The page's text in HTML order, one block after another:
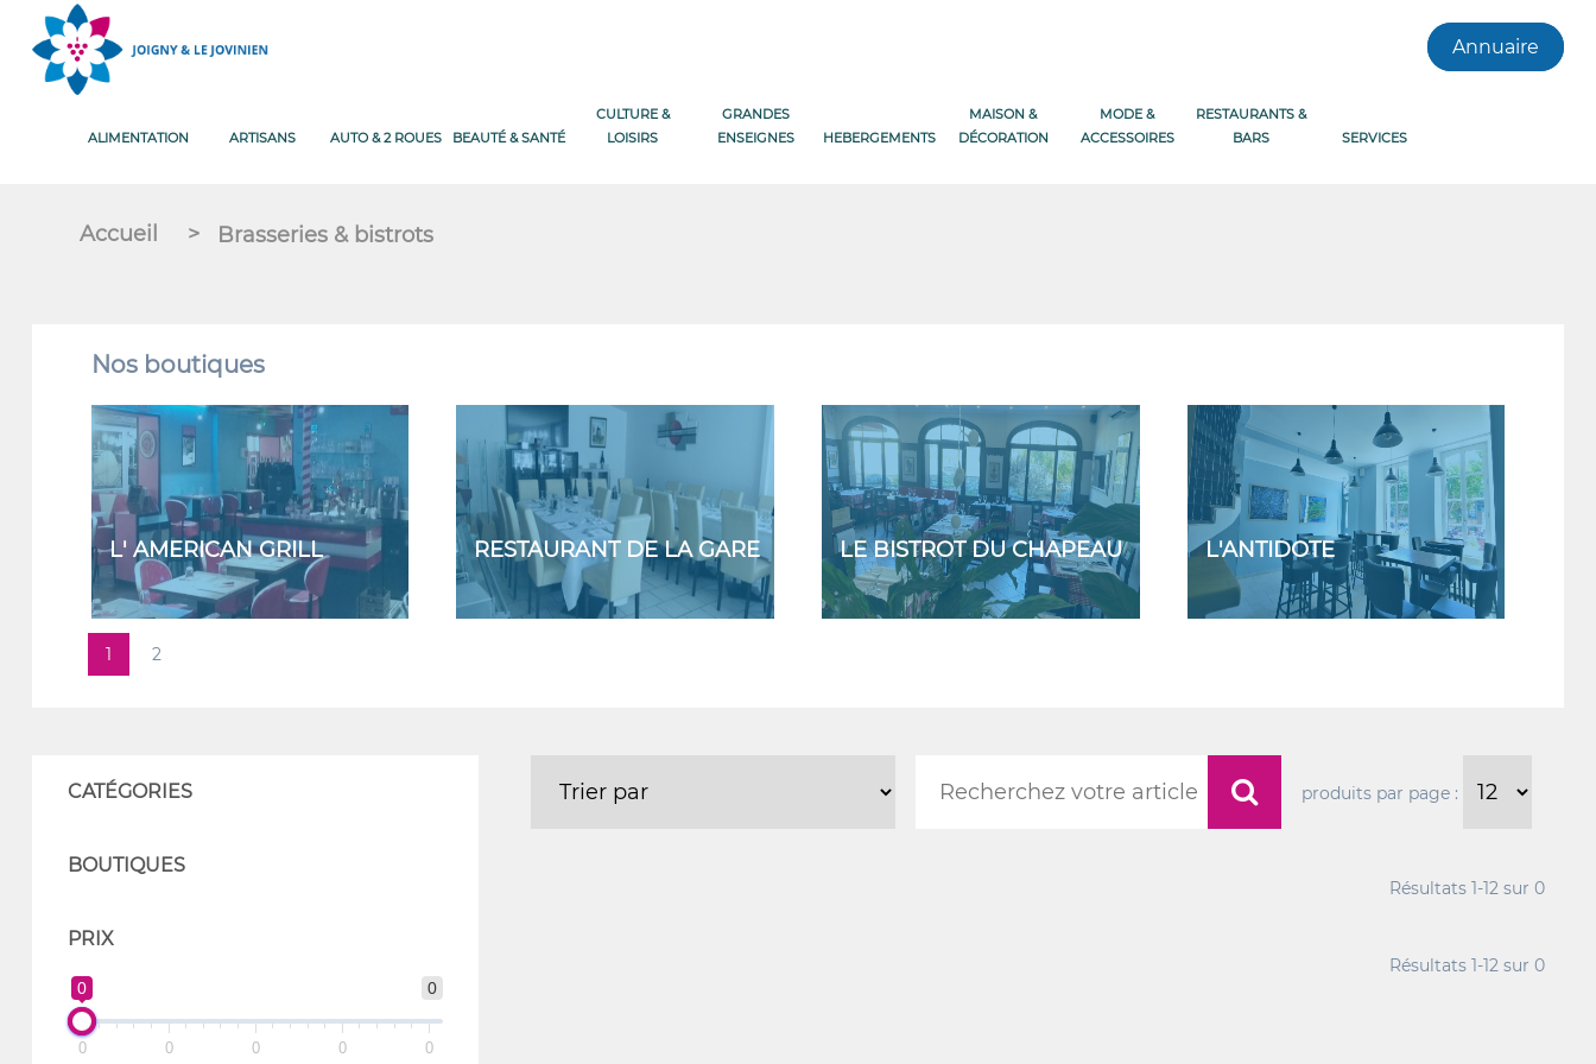
Annuaire
ALIMENTATION ARTISANS AUTO & 2 ROUES BEAUTÉ & SANTÉ
CULTURE &
LOISIRS
GRANDES
ENSEIGNES
HEBERGEMENTS
MAISON &
DÉCORATION
MODE &
ACCESSOIRES
RESTAURANTS &
BARS
SERVICES
Accueil > Brasseries & bistrots
Nos boutiques
L' AMERICAN GRILL RESTAURANT DE LA GARE LE BISTROT DU CHAPEAU L'ANTIDOTE
1 2
CATÉGORIES
BOUTIQUES
PRIX
0
0
0 0 0 0 0
produits par page :
Résultats 1-12sur 0
Résultats 1-12sur 0